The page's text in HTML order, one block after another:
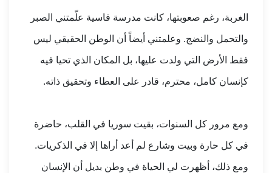
الغربة، رغم صعوبتها، كانت مدرسة قاسية علّمتني الصبر
والتحمل والنضج. وعلمتني أيضاً أن الوطن الحقيقي ليس
فقط الأرض التي ولدت عليها، بل المكان الذي تحيا فيه
كإنسان كامل، محترم، قادر على العطاء وتحقيق ذاته.
ومع مرور كل السنوات، بقيت سوريا في القلب، حاضرة
في كل حارة وبيت وشارع لم أعد أراها إلا في الذكريات.
ومع ذلك، أظهرت لي الحياة في وطن بديل أن الإنسان